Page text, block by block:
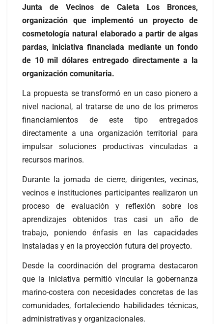
Junta de Vecinos de Caleta Los Bronces,
organización que implementó un proyecto de
cosmetología natural elaborado a partir de algas
pardas, iniciativa financiada mediante un fondo
de 10 mil dólares entregado directamente a la
organización comunitaria.
La propuesta se transformó en un caso pionero a
nivel nacional, al tratarse de uno de los primeros
financiamientos de este tipo entregados
directamente a una organización territorial para
impulsar soluciones productivas vinculadas a
recursos marinos.
Durante la jornada de cierre, dirigentes, vecinas,
vecinos e instituciones participantes realizaron un
proceso de evaluación y reflexión sobre los
aprendizajes obtenidos tras casi un año de
trabajo, poniendo énfasis en las capacidades
instaladas y en la proyección futura del proyecto.
Desde la coordinación del programa destacaron
que la iniciativa permitió vincular la gobernanza
marino-costera con necesidades concretas de las
comunidades, fortaleciendo habilidades técnicas,
administrativas y organizacionales.